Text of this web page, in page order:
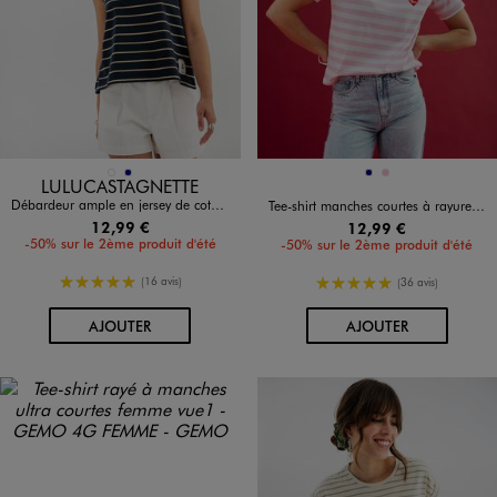
Disponible en 2 coloris
BLANC STANDARD
MARINE
LULUCASTAGNETTE
Débardeur ample en jersey de coton rayé femme - LuluCastagnette
12,99 €
-50% sur le 2ème produit d'été
5/5 de moyenne
(16 avis)
AJOUTERAU PANIER
Disponible en 2 coloris
MARINEROSE
Tee-shirt manches courtes à rayures avec coeur brodé femme
12,99 €
-50% sur le 2ème produit d'été
5/5 de moyenne
(36 avis)
AJOUTERAU PANIER